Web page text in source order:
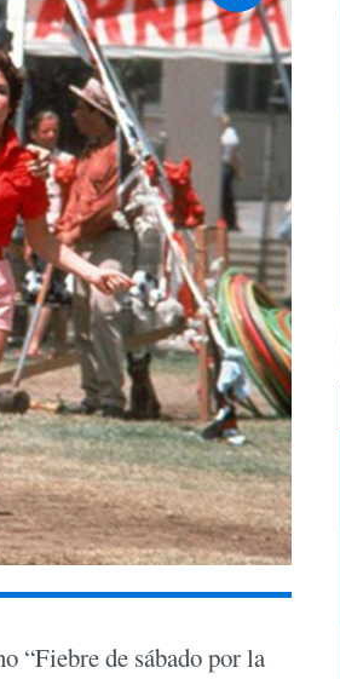
“Fiebre de sábado por la